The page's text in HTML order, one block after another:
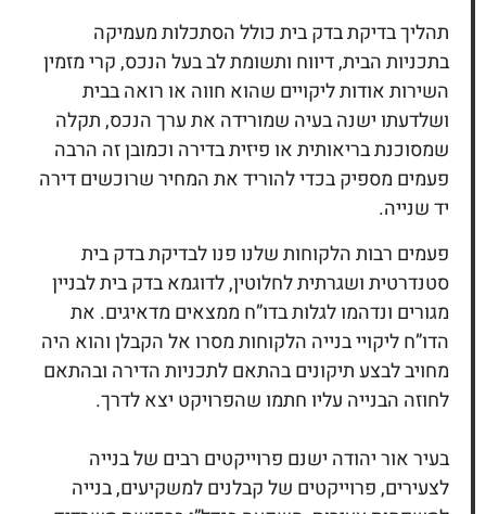
תהליך בדיקתבדק בית כולל הסתכלות מעמיקה
בתכניות הבית, דיווח ותשומת לב בעל הנכס, קרי מזמין
השירות אודות ליקויים שהוא חווה או רואה בבית
ושלדעתו ישנה בעיה שמורידה את ערך הנכס, תקלה
שמסוכנת בריאותית או פיזית בדירה וכמובן זה הרבה
פעמים מספיק בכדי להוריד את המחיר שרוכשים דירה
יד שנייה.
פעמים רבות הלקוחות שלנו פנו לבדיקתבדק בית
סטנדרטית ושגרתית לחלוטין, לדוגמא בדק בית לבניין
מגורים ונדהמו לגלות בדו”ח ממצאים מדאיגים. את
הדו”ח ליקויי בנייה הלקוחות מסרו אל הקבלן והוא היה
מחויב לבצע תיקונים בהתאם לתכניות הדירה ובהתאם
לחוזה הבנייה עליו חתמו שהפרויקט יצא לדרך.
בעיר אור יהודה ישנם פרוייקטים רבים של בנייה
לצעירים, פרוייקטים של קבלנים למשקיעים, בנייה